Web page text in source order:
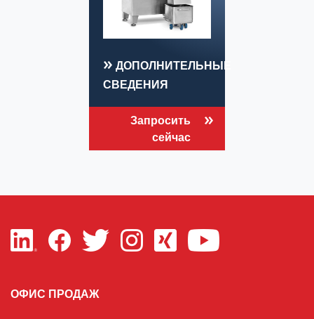
ДОПОЛНИТЕЛЬНЫЕ
СВЕДЕНИЯ
Запросить
сейчас
ОФИС ПРОДАЖ